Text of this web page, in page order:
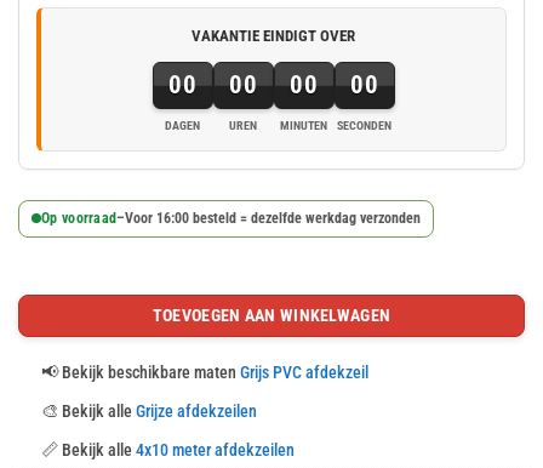
VAKANTIE EINDIGT OVER
00
DAGEN
00
UREN
00
MINUTEN
00
SECONDEN
Op voorraad–Voor 16:00 besteld = dezelfde werkdag verzonden
TOEVOEGEN AAN WINKELWAGEN
📢 Bekijk beschikbare maten Grijs PVC afdekzeil
🎨 Bekijk alleGrijze afdekzeilen
📏 Bekijk alle4x10 meter afdekzeilen